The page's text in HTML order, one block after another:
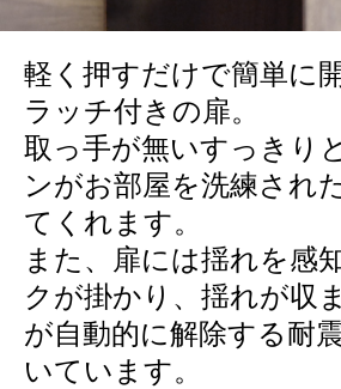
軽く押すだけで簡単に
ラッチ付きの扉。
取っ手が無いすっきり
ンがお部屋を洗練され
てくれます。
また、扉には揺れを感
クが掛かり、揺れが収
が自動的に解除する耐
いています。